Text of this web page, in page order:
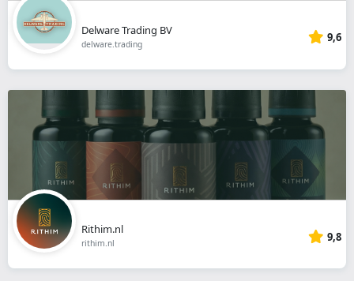
Delware Trading BV
delware.trading 9,6
Rithim.nl
rithim.nl 9,8